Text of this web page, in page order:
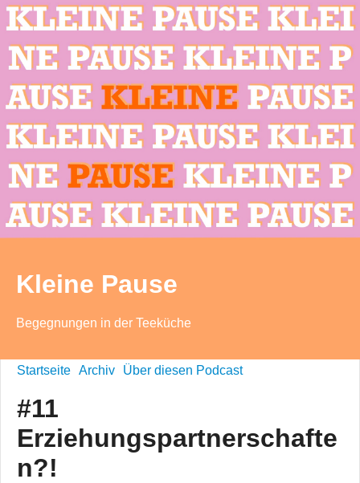
Kleine Pause
Begegnungen in der Teeküche
Startseite Archiv Über diesen Podcast
#11
Erziehungspartnerschafte
n?!